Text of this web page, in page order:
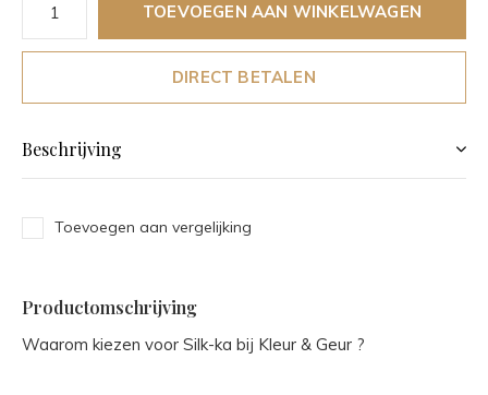
TOEVOEGEN AAN WINKELWAGEN
DIRECT BETALEN
Beschrijving
Toevoegen aan vergelijking
Productomschrijving
Waarom kiezen voor Silk-ka bij Kleur & Geur ?